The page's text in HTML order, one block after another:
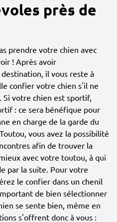
près de
prendre votre chien avec
! Après avoir
il vous reste à
confier votre chien s'il ne
Si votre chien est sportif,
: ce sera bénéfique pour
en charge de la garde du
vous avez la possibilité
afin de trouver la
avec votre toutou, à qui
par la suite. Pour votre
le confier dans un chenil
de bien sélectionner
se sente bien, même en
s'offrent donc à vous :